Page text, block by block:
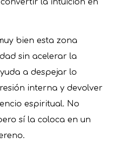
la intuición en
bien esta zona
sin acelerar la
a despejar lo
interna y devolver
espiritual. No
sí la coloca en un